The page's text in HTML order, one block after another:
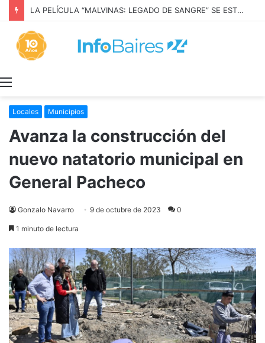
LA PELÍCULA “MALVINAS: LEGADO DE SANGRE” SE ESTRENARÁ EN PRIME VIDEO
Locales Municipios
Avanza la construcción del
nuevo natatorio municipal en
General Pacheco
Gonzalo Navarro 9 de octubre de 2023 0
1 minuto de lectura